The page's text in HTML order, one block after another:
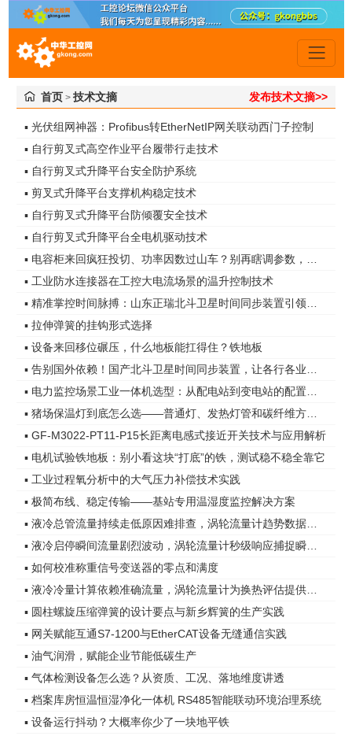
首页 > 技术文摘 发布技术文摘>>
▪ 光伏组网神器：Profibus转EtherNetIP网关联动西门子控制
▪ 自行剪叉式高空作业平台履带行走技术
▪ 自行剪叉式升降平台安全防护系统
▪ 剪叉式升降平台支撑机构稳定技术
▪ 自行剪叉式升降平台防倾覆安全技术
▪ 自行剪叉式升降平台全电机驱动技术
▪ 工业防水连接器在工控大电流场景的温升控制技术
▪ 拉伸弹簧的挂钩形式选择
▪ 设备来回移位碾压，什么地板能扛得住？铁地板
▪ GF-M3022-PT11-P15长距离电感式接近开关技术与应用解析
▪ 电机试验铁地板：别小看这块“打底”的铁，测试稳不稳全靠它
▪ 工业过程氧分析中的大气压力补偿技术实践
▪ 极简布线、稳定传输——基站专用温湿度监控解决方案
▪ 如何校准称重信号变送器的零点和满度
▪ 圆柱螺旋压缩弹簧的设计要点与新乡辉簧的生产实践
▪ 网关赋能互通S7-1200与EtherCAT设备无缝通信实践
▪ 油气润滑，赋能企业节能低碳生产
▪ 气体检测设备怎么选？从资质、工况、落地维度讲透
▪ 档案库房恒温恒湿净化一体机 RS485智能联动环境治理系统
▪ 设备运行抖动？大概率你少了一块地平铁